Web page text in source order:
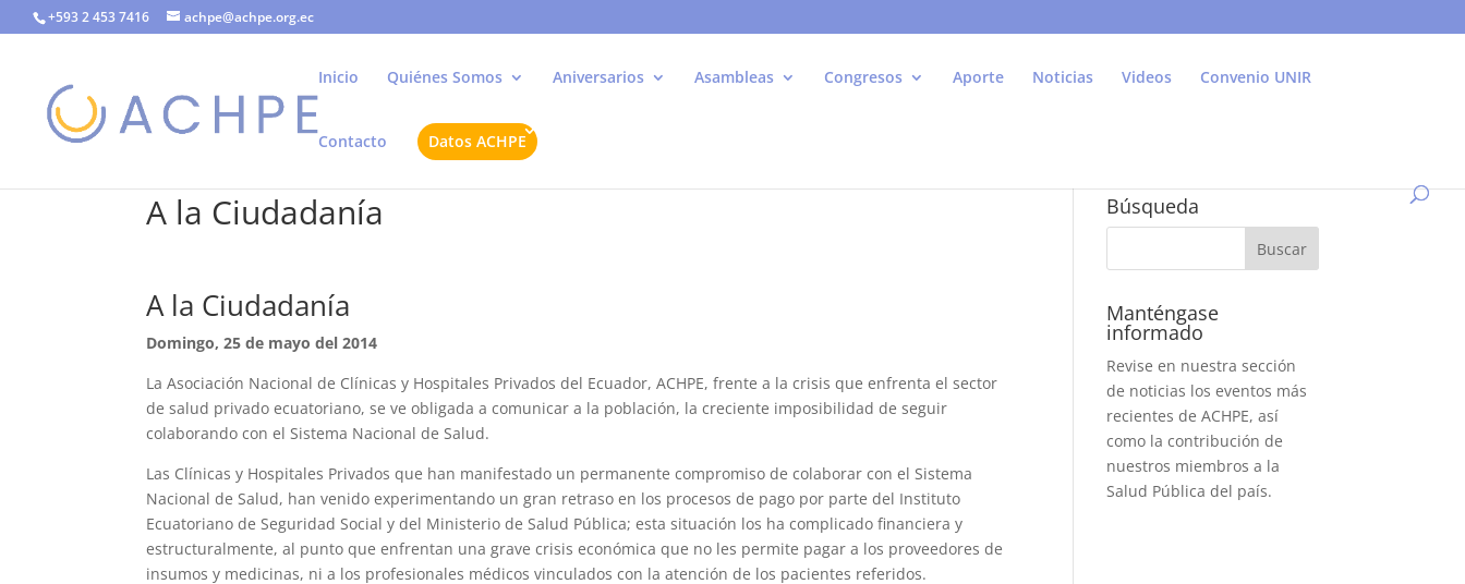
+593 2 453 7416 achpe@achpe.org.ec
Inicio Quiénes Somos Aniversarios Asambleas Congresos Aporte Noticias Videos Convenio UNIR
Contacto Datos ACHPE
A la Ciudadanía
A la Ciudadanía
Domingo, 25 de mayo del 2014
La Asociación Nacional de Clínicas y Hospitales Privados del Ecuador, ACHPE, frente a la crisis que enfrenta el sector
de salud privado ecuatoriano, se ve obligada a comunicar a la población, la creciente imposibilidad de seguir
colaborando con el Sistema Nacional de Salud.
Las Clínicas y Hospitales Privados que han manifestado un permanente compromiso de colaborar con el Sistema
Nacional de Salud, han venido experimentando un gran retraso en los procesos de pago por parte del Instituto
Ecuatoriano de Seguridad Social y del Ministerio de Salud Pública; esta situación los ha complicado financiera y
estructuralmente, al punto que enfrentan una grave crisis económica que no les permite pagar a los proveedores de
insumos y medicinas, ni a los profesionales médicos vinculados con la atención de los pacientes referidos.
Búsqueda
Manténgase
informado
Revise en nuestra sección
de noticias los eventos más
recientes de ACHPE, así
como la contribución de
nuestros miembros a la
Salud Pública del país.